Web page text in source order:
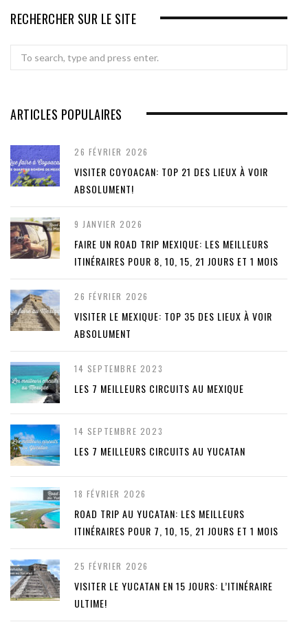
RECHERCHER SUR LE SITE
Search
for:
ARTICLES POPULAIRES
26 FÉVRIER 2026
VISITER COYOACAN: TOP 21 DES LIEUX À VOIR
ABSOLUMENT!
9 JANVIER 2026
FAIRE UN ROAD TRIP MEXIQUE: LES MEILLEURS
ITINÉRAIRES POUR 8, 10, 15, 21 JOURS ET 1 MOIS
26 FÉVRIER 2026
VISITER LE MEXIQUE: TOP 35 DES LIEUX À VOIR
ABSOLUMENT
14 SEPTEMBRE 2023
LES 7 MEILLEURS CIRCUITS AU MEXIQUE
14 SEPTEMBRE 2023
LES 7 MEILLEURS CIRCUITS AU YUCATAN
18 FÉVRIER 2026
ROAD TRIP AU YUCATAN: LES MEILLEURS
ITINÉRAIRES POUR 7, 10, 15, 21 JOURS ET 1 MOIS
25 FÉVRIER 2026
VISITER LE YUCATAN EN 15 JOURS: L’ITINÉRAIRE
ULTIME!